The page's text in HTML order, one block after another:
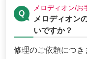
メロディオン/お
メロディオン
いですか？
修理のご依頼につ